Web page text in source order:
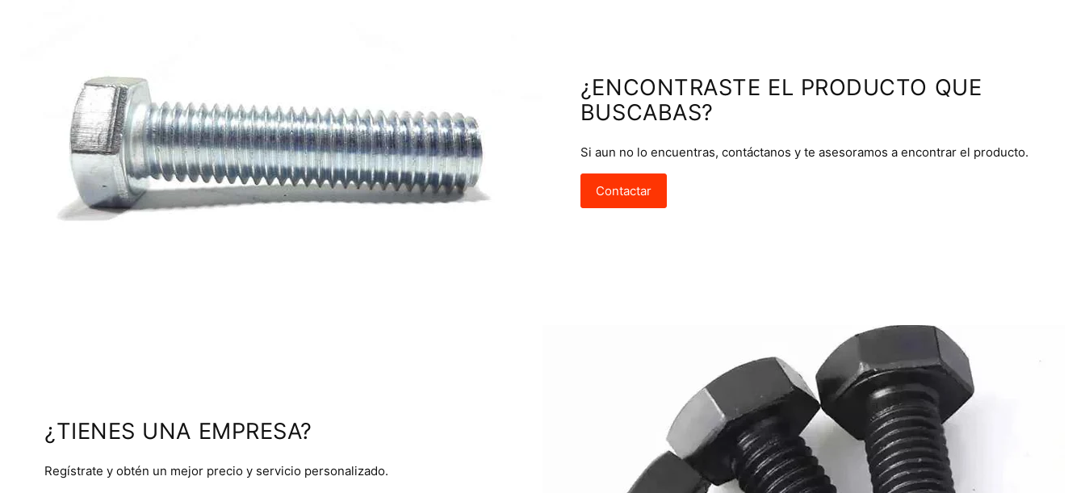
¿ENCONTRASTE EL PRODUCTO QUE
BUSCABAS?
Si aun no lo encuentras, contáctanos y te asesoramos a encontrar el producto.
Contactar
¿TIENES UNA EMPRESA?
Regístrate y obtén un mejor precio y servicio personalizado.